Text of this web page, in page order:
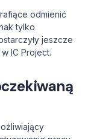
odmienić
tylko
jeszcze
IC Project.